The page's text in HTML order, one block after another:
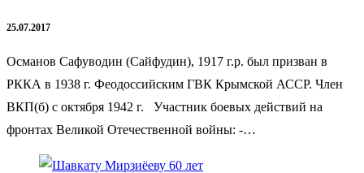
25.07.2017
Османов Сафуводин (Сайфудин), 1917 г.р. был призван в
РККА в 1938 г. Феодоссийским ГВК Крымской АССР. Член
ВКП(б) с октября 1942 г. Участник боевых действий на
фронтах Великой Отечественной войны: -…